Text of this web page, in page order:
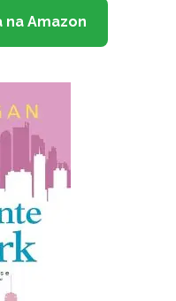
na Amazon